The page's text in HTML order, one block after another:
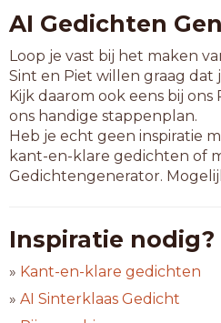
AI Gedichten
Loop je vast bij het maken
Sint en Piet willen graag dat
Kijk daarom ook eens bij
ons handige stappenplan.
Heb je echt geen inspiratie
kant-en-klare gedichten of
Gedichtengenerator.
Inspiratie nodig?
» Kant-en-klare gedichten
» AI Sinterklaas Gedicht